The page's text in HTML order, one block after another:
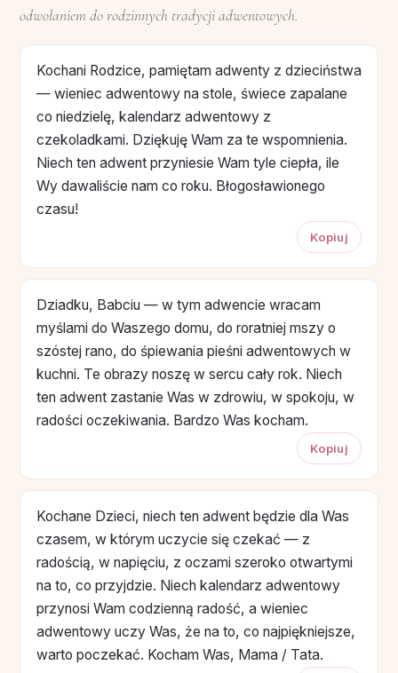
odwołaniem do rodzinnych tradycji adwentowych.
Kochani Rodzice, pamiętam adwenty z dzieciństwa
— wieniec adwentowy na stole, świece zapalane
co niedzielę, kalendarz adwentowy z
czekoladkami. Dziękuję Wam za te wspomnienia.
Niech ten adwent przyniesie Wam tyle ciepła, ile
Wy dawaliście nam co roku. Błogosławionego
czasu!
Kopiuj
Dziadku, Babciu — w tym adwencie wracam
myślami do Waszego domu, do roratniej mszy o
szóstej rano, do śpiewania pieśni adwentowych w
kuchni. Te obrazy noszę w sercu cały rok. Niech
ten adwent zastanie Was w zdrowiu, w spokoju, w
radości oczekiwania. Bardzo Was kocham.
Kopiuj
Kochane Dzieci, niech ten adwent będzie dla Was
czasem, w którym uczycie się czekać — z
radością, w napięciu, z oczami szeroko otwartymi
na to, co przyjdzie. Niech kalendarz adwentowy
przynosi Wam codzienną radość, a wieniec
adwentowy uczy Was, że na to, co najpiękniejsze,
warto poczekać. Kocham Was, Mama / Tata.